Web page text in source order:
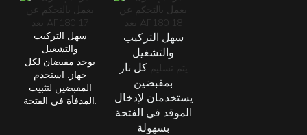
سهل التركيب
والتشغيل
يوجد مقبضان لكل
جهاز. استخدم
المقبضين لتثبيت
سهل التركيب
والتشغيل
يتم تسليمكل نار
بمقبضين
يستخدمان لإدخال
الموقد في الفتحة
بسهولة